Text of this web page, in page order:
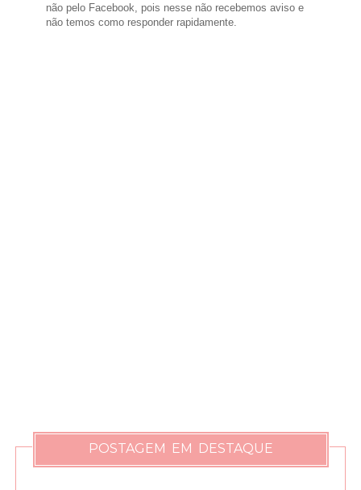
não pelo Facebook, pois nesse não recebemos aviso e
não temos como responder rapidamente.
POSTAGEM EM DESTAQUE